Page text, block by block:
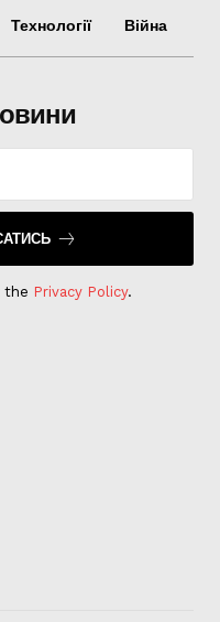
Технології Війна
the Privacy Policy.